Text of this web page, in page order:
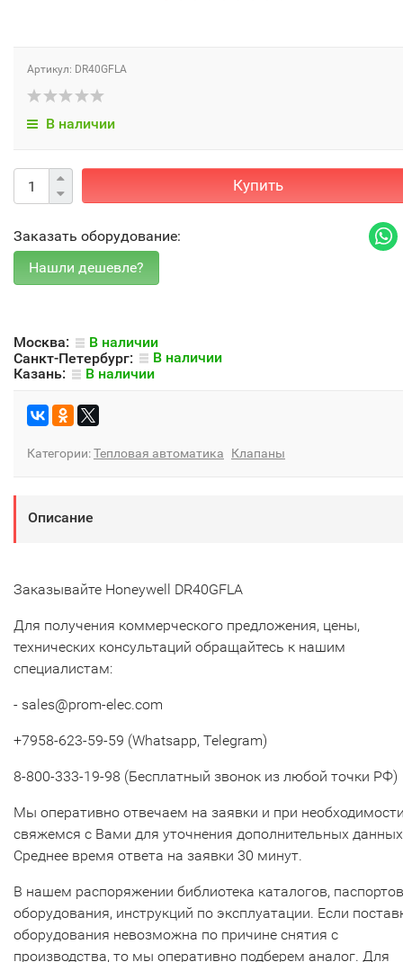
Артикул: DR40GFLA
В наличии
Купить
Заказать оборудование:
Москва:
В наличии
Санкт-Петербург:
В наличии
Казань:
В наличии
Категории:Тепловая автоматика Клапаны
Описание
Заказывайте Honeywell DR40GFLA
Для получения коммерческого предложения, цены,
технических консультаций обращайтесь к нашим
специалистам:
- sales@prom-elec.com
+7958-623-59-59 (Whatsapp, Telegram)
8-800-333-19-98 (Бесплатный звонок из любой точки РФ)
Мы оперативно отвечаем на заявки и при
свяжемся с Вами для уточнения дополнительных
Среднее время ответа на заявки 30 минут.
В нашем распоряжении библиотека каталогов, паспортов
оборудования, инструкций по эксплуатации. Если
оборудования невозможна по причине снятия с
производства, то мы оперативно подберем аналог. Для